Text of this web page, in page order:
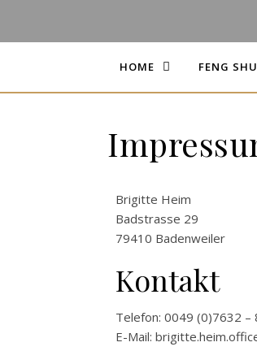
HOME FENG
Brigitte Heim
Badstrasse 29
79410 Badenweiler
Kontakt
Telefon: 0049 (0)7632 –
E-Mail: